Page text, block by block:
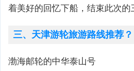
着美好的回忆下船，结束此次的
三、天津游轮旅游路线推荐？
渤海邮轮的中华泰山号